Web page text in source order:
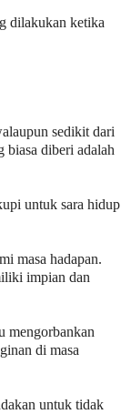
dilakukan ketika
sedikit dari
biasa diberi adalah
untuk sara hidup
masa hadapan.
impian dan
mengorbankan
di masa
untuk tidak